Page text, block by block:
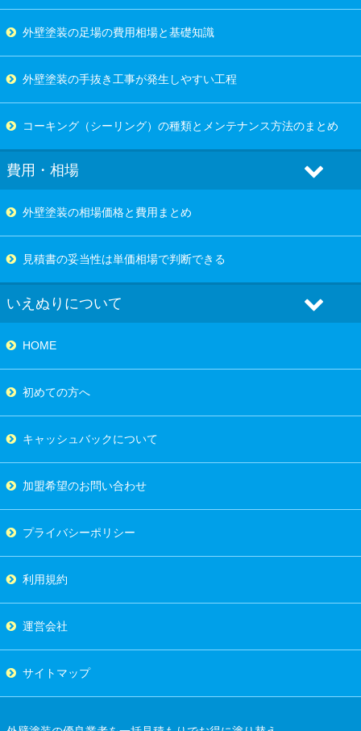
外壁塗装の足場の費用相場と基礎知識
外壁塗装の手抜き工事が発生しやすい工程
コーキング（シーリング）の種類とメンテナンス方法のまとめ
費用・相場
外壁塗装の相場価格と費用まとめ
見積書の妥当性は単価相場で判断できる
いえぬりについて
HOME
初めての方へ
キャッシュバックについて
加盟希望のお問い合わせ
プライバシーポリシー
利用規約
運営会社
サイトマップ